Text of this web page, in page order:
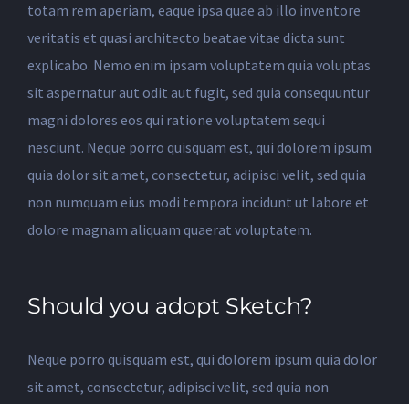
totam rem aperiam, eaque ipsa quae ab illo inventore
veritatis et quasi architecto beatae vitae dicta sunt
explicabo. Nemo enim ipsam voluptatem quia voluptas
sit aspernatur aut odit aut fugit, sed quia consequuntur
magni dolores eos qui ratione voluptatem sequi
nesciunt. Neque porro quisquam est, qui dolorem ipsum
quia dolor sit amet, consectetur, adipisci velit, sed quia
non numquam eius modi tempora incidunt ut labore et
dolore magnam aliquam quaerat voluptatem.
Should you adopt Sketch?
Neque porro quisquam est, qui dolorem ipsum quia dolor
sit amet, consectetur, adipisci velit, sed quia non